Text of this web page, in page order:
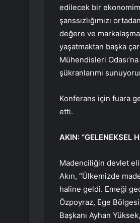
edilecek bir
şanssızlığımızı
değere ve
yaşatmaktan başka
Mühendisleri
şükranlarımı
Konferans için fuara
etti.
AKIN: “GELENEKSEL
Madenciliğin devlet
Akın, “Ülkemizde
haline geldi. Emeği
Özpoyraz, Ege
Başkanı Ayhan